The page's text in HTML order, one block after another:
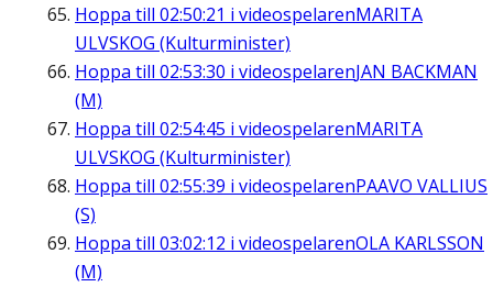
Hoppa till 02:50:21 i videospelarenMARITA
ULVSKOG (Kulturminister)
Hoppa till 02:53:30 i videospelarenJAN BACKMAN
(M)
Hoppa till 02:54:45 i videospelarenMARITA
ULVSKOG (Kulturminister)
Hoppa till 02:55:39 i videospelarenPAAVO VALLIUS
(S)
Hoppa till 03:02:12 i videospelarenOLA KARLSSON
(M)